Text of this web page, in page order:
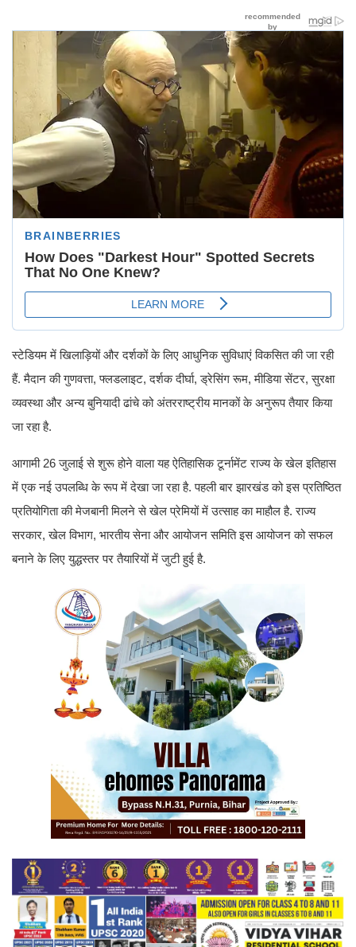
स्टेडियम में खिलाड़ियों और दर्शकों के लिए आधुनिक सुविधाएं विकसित की जा रही
हैं. मैदान की गुणवत्ता, फ्लडलाइट, दर्शक दीर्घा, ड्रेसिंग रूम, मीडिया सेंटर, सुरक्षा
व्यवस्था और अन्य बुनियादी ढांचे को अंतरराष्ट्रीय मानकों के अनुरूप तैयार किया
जा रहा है.
आगामी 26 जुलाई से शुरू होने वाला यह ऐतिहासिक टूर्नामेंट राज्य के खेल इतिहास
में एक नई उपलब्धि के रूप में देखा जा रहा है. पहली बार झारखंड को इस प्रतिष्ठित
प्रतियोगिता की मेजबानी मिलने से खेल प्रेमियों में उत्साह का माहौल है. राज्य
सरकार, खेल विभाग, भारतीय सेना और आयोजन समिति इस आयोजन को सफल
बनाने के लिए युद्धस्तर पर तैयारियों में जुटी हुई है.